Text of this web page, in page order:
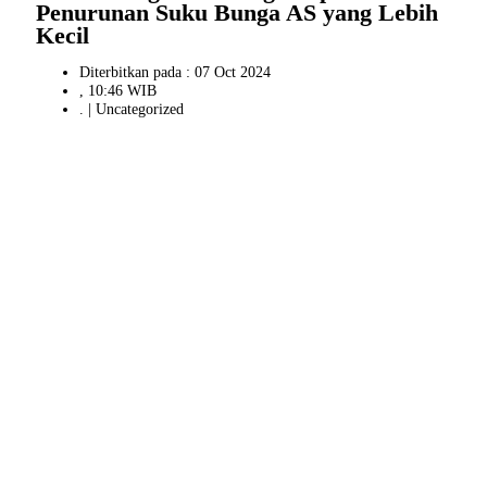
Penurunan Suku Bunga AS yang Lebih
Kecil
Diterbitkan pada : 07 Oct 2024
, 10:46 WIB
. | Uncategorized